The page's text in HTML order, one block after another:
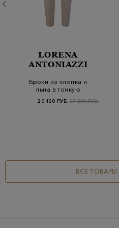
LORENA
ANTONIAZZI
Брюки из хлопка и
льна в тонкую
20 160 РУБ. 67 200 РУБ.
ВСЕ ТОВАРЫ